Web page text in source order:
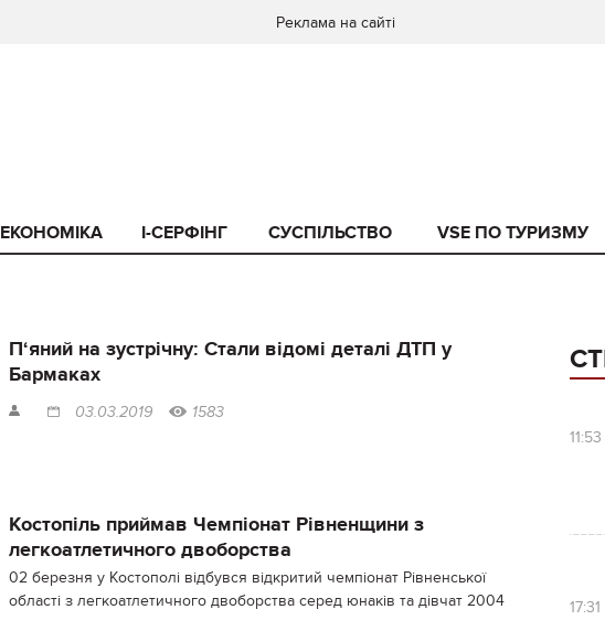
Реклама на сайті
ЕКОНОМІКА I-СЕРФІНГ СУСПІЛЬСТВО VSE ПО ТУРИЗМУ
П‘яний на зустрічну: Стали відомі деталі ДТП у
Бармаках
03.03.2019 1583
Костопіль приймав Чемпіонат Рівненщини з
легкоатлетичного двоборства
02 березня у Костополі відбувся відкритий чемпіонат Рівненської
області з легкоатлетичного двоборства серед юнаків та дівчат 2004
11:53
17:31